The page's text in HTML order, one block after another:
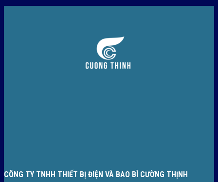
CÔNG TY TNHH THIẾT BỊ ĐIỆN VÀ BAO BÌ CƯỜNG THỊNH